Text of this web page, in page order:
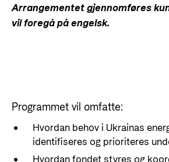
Arrangementet gjennomføres
vil foregå på engelsk.
Programmet vil omfatte:
Hvordan behov i Ukrainas
identifiseres og prioriteres